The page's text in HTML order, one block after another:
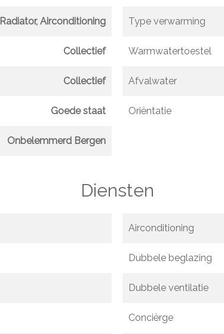
Radiator, Airconditioning Type verwarming
Collectief Warmwatertoestel
Collectief Afvalwater
Goede staat Oriëntatie
Onbelemmerd Bergen
Diensten
Airconditioning
Dubbele beglazing
Dubbele ventilatie
Conciërge